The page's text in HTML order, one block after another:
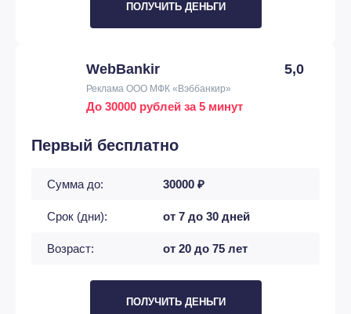
ПОЛУЧИТЬ ДЕНЬГИ
WebBankir 5,0
Реклама ООО МФК «Вэббанкир»
До 30000 рублей за 5 минут
Первый бесплатно
Сумма до: 30000 ₽
Срок (дни): от 7 до 30 дней
Возраст: от 20 до 75 лет
ПОЛУЧИТЬ ДЕНЬГИ